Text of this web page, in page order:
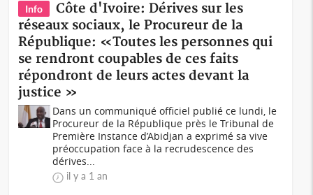
Info
Côte d'Ivoire: Dérives sur les
réseaux sociaux, le Procureur de la
République: «Toutes les personnes qui
se rendront coupables de ces faits
répondront de leurs actes devant la
justice »
Dans un communiqué officiel publié ce lundi, le
Procureur de la République près le Tribunal de
Première Instance d’Abidjan a exprimé sa vive
préoccupation face à la recrudescence des
dérives...
il y a 1 an